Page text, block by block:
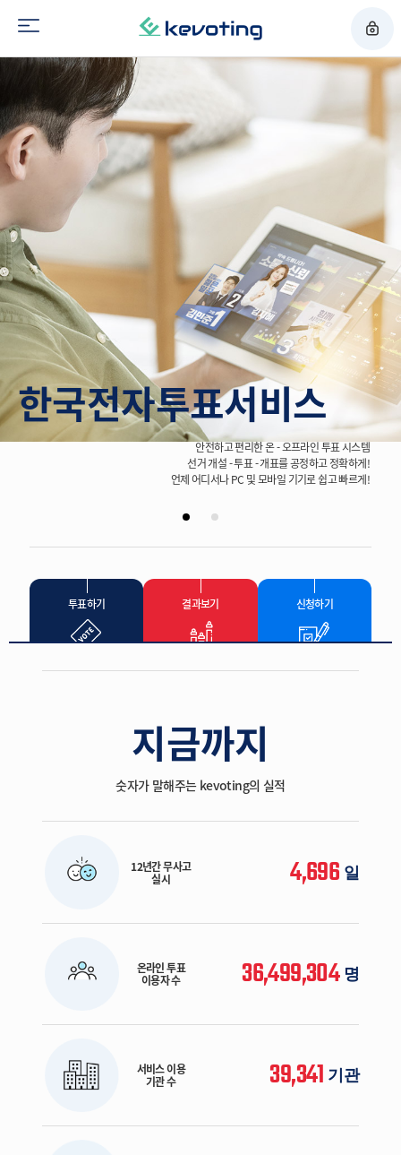
한국전자투표서비스
안전하고 편리한 온 - 오프라인 투표 시스템
선거 개설 - 투표 - 개표를 공정하고 정확하게!
언제 어디서나 PC 및 모바일 기기로 쉽고 빠르게!
투표하기 결과보기 신청하기
지금까지
숫자가 말해주는 kevoting의 실적
12년간 무사고
실시
4,696 일
온라인 투표
이용자 수
36,499,304 명
서비스 이용
기관 수
39,341 기관